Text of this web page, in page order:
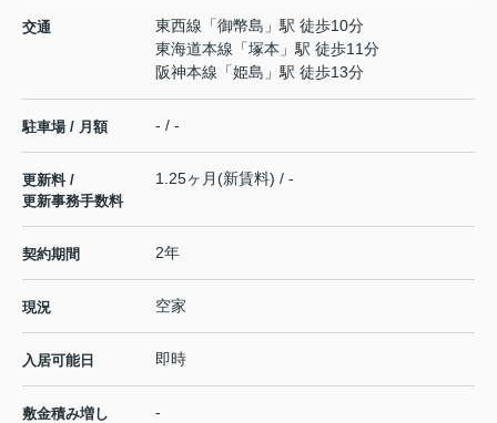
交通 東西線 「御幣島 」駅 徒歩10分
東海道本線 「塚本 」駅 徒歩11分
阪神本線 「姫島 」駅 徒歩13分
駐車場 / 月額 - / -
更新料 /
更新事務手数料
1.25ヶ月(新賃料) / -
契約期間 2年
現況 空家
入居可能日 即時
敷金積み増し -